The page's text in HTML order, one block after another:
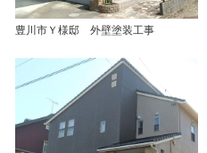
豊川市Ｙ様邸 外壁塗装工事